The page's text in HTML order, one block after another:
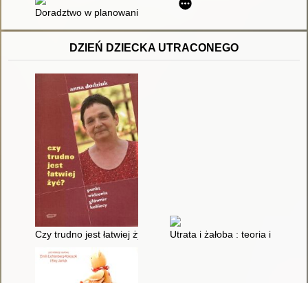
Doradztwo w planowaniu kariery : podstawy teoretyczne i
DZIEŃ DZIECKA UTRACONEGO
Czy trudno jest łatwiej żyć? : punkt widzenia głównie kobiecy
Utrata i żałoba : teoria i